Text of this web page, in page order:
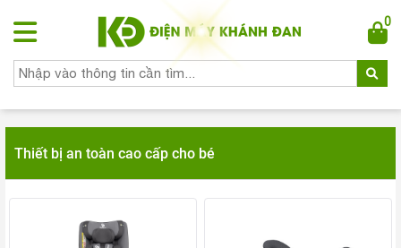
0
Thiết bị an toàn cao cấp cho bé